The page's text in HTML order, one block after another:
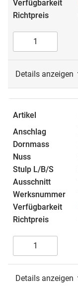
Details anzeigen
Details anzeigen